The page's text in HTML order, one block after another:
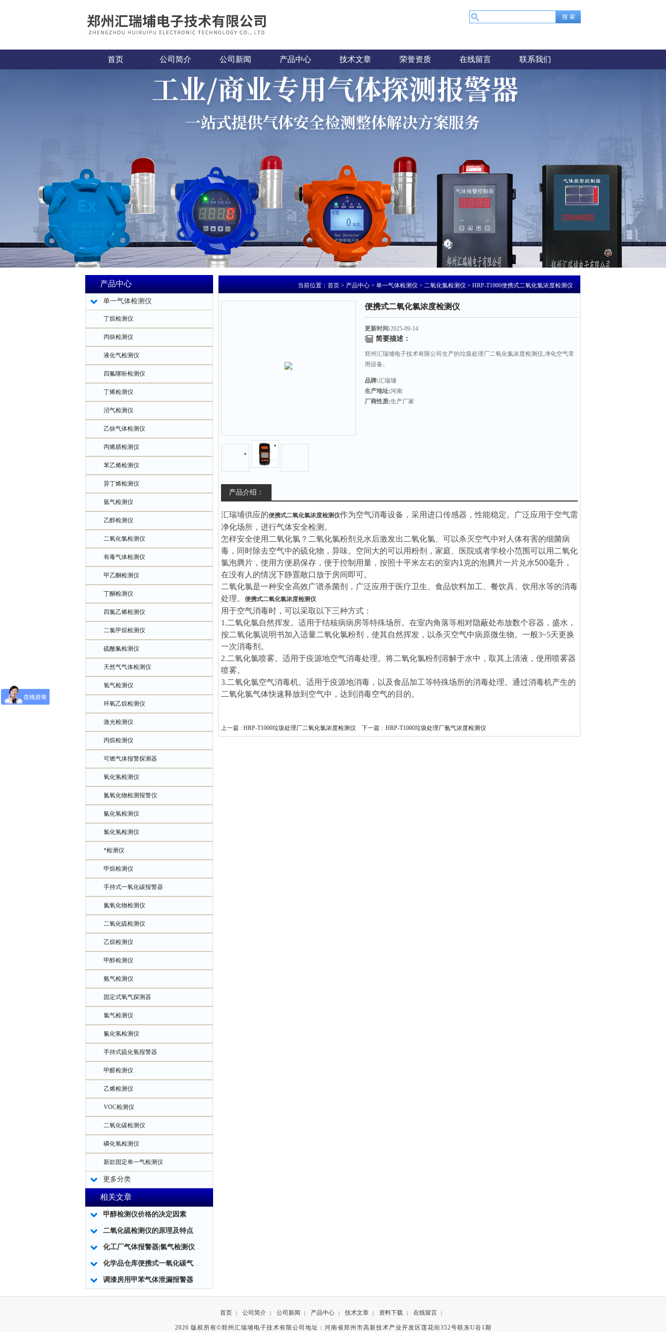
首页 公司简介 公司新闻 产品中心 技术文章 荣誉资质 在线留言 联系我们
产品中心
单一气体检测仪
丁烷检测仪
丙炔检测仪
液化气检测仪
四氟噻吩检测仪
丁烯检测仪
沼气检测仪
乙炔气体检测仪
丙烯腈检测仪
苯乙烯检测仪
异丁烯检测仪
氩气检测仪
乙醇检测仪
二氧化氯检测仪
有毒气体检测仪
甲乙酮检测仪
丁酮检测仪
四氯乙烯检测仪
二氯甲烷检测仪
硫酰氟检测仪
天然气气体检测仪
氢气检测仪
环氧乙烷检测仪
激光检测仪
丙烷检测仪
可燃气体报警探测器
氧化氢检测仪
氮氧化物检测报警仪
氰化氢检测仪
氯化氢检测仪
*检测仪
甲烷检测仪
手持式一氧化碳报警器
氮氧化物检测仪
二氧化硫检测仪
乙烷检测仪
甲醇检测仪
氨气检测仪
固定式氧气探测器
氯气检测仪
氟化氢检测仪
手持式硫化氢报警器
甲醛检测仪
乙烯检测仪
VOC检测仪
二氧化碳检测仪
磷化氢检测仪
新款固定单一气检测仪
更多分类
相关文章
甲醇检测仪价格的决定因素
二氧化硫检测仪的原理及特点
化工厂气体报警器|氯气检测仪报警器使用注意事项
化学品仓库便携式一氧化碳气体检测仪
调漆房用甲苯气体泄漏报警器
当前位置：首页>产品中心>单一气体检测仪>二氧化氯检测仪> HRP-T1000便携式二氧化氯浓度检测仪
便携式二氧化氯浓度检测仪
更新时间:2025-09-14
简要描述：
郑州汇瑞埔电子技术有限公司生产的垃圾处理厂二氧化氯浓度检测仪,净化空气常
用设备。
品牌:汇瑞埔
生产地址:河南
厂商性质:生产厂家
产品介绍：
汇瑞埔供应的便携式二氧化氯浓度检测仪作为空气消毒设备，采用进口传感器，性能稳定。广泛应用于空气需
净化场所，进行气体安全检测。
怎样安全使用二氧化氯？ 二氧化氯粉剂兑水后激发出二氧化氯、可以杀灭空气中对人体有害的细菌病
毒，同时除去空气中的硫化物，异味。空间大的可以用粉剂，家庭、医院或者学校小范围可以用二氧化
氯泡腾片，使用方便易保存，便于控制用量，按照十平米左右的室内1克的泡腾片一片兑水500毫升，
在没有人的情况下静置敞口放于房间即可。
二氧化氯是一种安全高效广谱杀菌剂，广泛应用于医疗卫生、食品饮料加工、餐饮具、饮用水等的消毒
处理。
便携式二氧化氯浓度检测仪
用于空气消毒时，可以采取以下三种方式：
1.二氧化氯自然挥发。适用于结核病病房等特殊场所。在室内角落等相对隐蔽处布放数个容器，盛水，
按二氧化氯说明书加入适量二氧化氯粉剂，使其自然挥发，以杀灭空气中病原微生物。一般3~5天更换
一次消毒剂。
2.二氧化氯喷雾。适用于疫源地空气消毒处理。将二氧化氯粉剂溶解于水中，取其上清液，使用喷雾器
喷雾。
3.二氧化氯空气消毒机。适用于疫源地消毒，以及食品加工等特殊场所的消毒处理。通过消毒机产生的
二氧化氯气体快速释放到空气中，达到消毒空气的目的。
上一篇 : HRP-T1000垃圾处理厂二氧化氯浓度检测仪 下一篇 : HRP-T1000垃圾处理厂氨气浓度检测仪
首页 | 公司简介 | 公司新闻 | 产品中心 | 技术文章 | 资料下载 | 在线留言 |
2026 版权所有©郑州汇瑞埔电子技术有限公司地址：河南省郑州市高新技术产业开发区莲花街352号联东U谷1期